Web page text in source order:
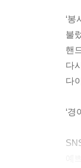
---
예
여
---
노
타
‘
불
핸
다
다
‘경